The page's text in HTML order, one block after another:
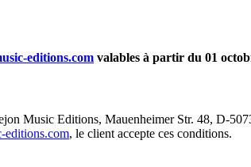
editions.com valables à partir du 01
Music Editions, Mauenheimer Str. 48, D-
editions.com, le client accepte ces conditions.